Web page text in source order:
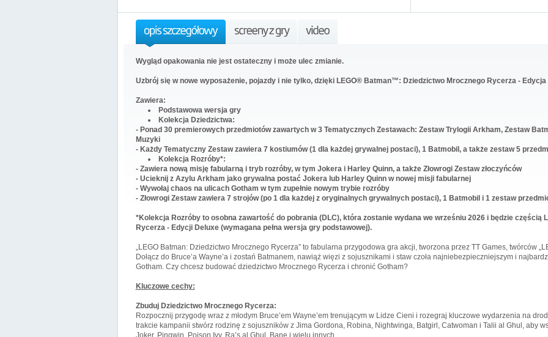
Wygląd opakowania nie jest ostateczny i może ulec zmianie.
Uzbrój się w nowe wyposażenie, pojazdy i nie tylko, dzięki LEGO® Batman™: Dziedzictwo Mrocznego Rycerza - Edycja
Zawiera:
Podstawowa wersja gry
Kolekcja Dziedzictwa:
- Ponad 30 premierowych przedmiotów zawartych w 3 Tematycznych Zestawach: Zestaw Trylogii Arkham, Zestaw
Muzyki
- Każdy Tematyczny Zestaw zawiera 7 kostiumów (1 dla każdej grywalnej postaci), 1 Batmobil, a także zestaw 5
Kolekcja Rozróby*:
- Zawiera nową misję fabularną i tryb rozróby, w tym Jokera i Harley Quinn, a także Złowrogi Zestaw złoczyńców
- Ucieknij z Azylu Arkham jako grywalna postać Jokera lub Harley Quinn w nowej misji fabularnej
- Wywołaj chaos na ulicach Gotham w tym zupełnie nowym trybie rozróby
- Złowrogi Zestaw zawiera 7 strojów (po 1 dla każdej z oryginalnych grywalnych postaci), 1 Batmobil i 1 zestaw
*Kolekcja Rozróby to osobna zawartość do pobrania (DLC), która zostanie wydana we wrześniu 2026 i będzie częścią
Rycerza - Edycji Deluxe (wymagana pełna wersja gry podstawowej).
„LEGO Batman: Dziedzictwo Mrocznego Rycerza” to fabularna przygodowa gra akcji, tworzona przez TT Games, twórców
Dołącz do Bruce’a Wayne’a i zostań Batmanem, nawiąż więzi z sojusznikami i staw czoła najniebezpieczniejszym i
Gotham. Czy chcesz budować dziedzictwo Mrocznego Rycerza i chronić Gotham?
Kluczowe cechy:
Zbuduj Dziedzictwo Mrocznego Rycerza:
Rozpocznij przygodę wraz z młodym Bruce’em Wayne’em trenującym w Lidze Cieni i rozegraj kluczowe wydarzenia na
trakcie kampanii stwórz rodzinę z sojuszników z Jima Gordona, Robina, Nightwinga, Batgirl, Catwoman i Talii al Ghul, aby
Joker, Pingwin, Poison Ivy, Ra’s al Ghul, Bane i wielu innych.